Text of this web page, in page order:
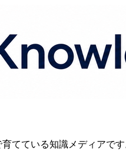
てている知識メディアです